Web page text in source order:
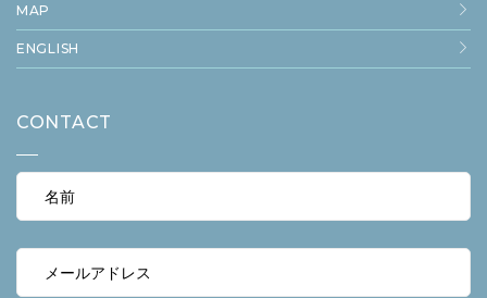
MAP
ENGLISH
CONTACT